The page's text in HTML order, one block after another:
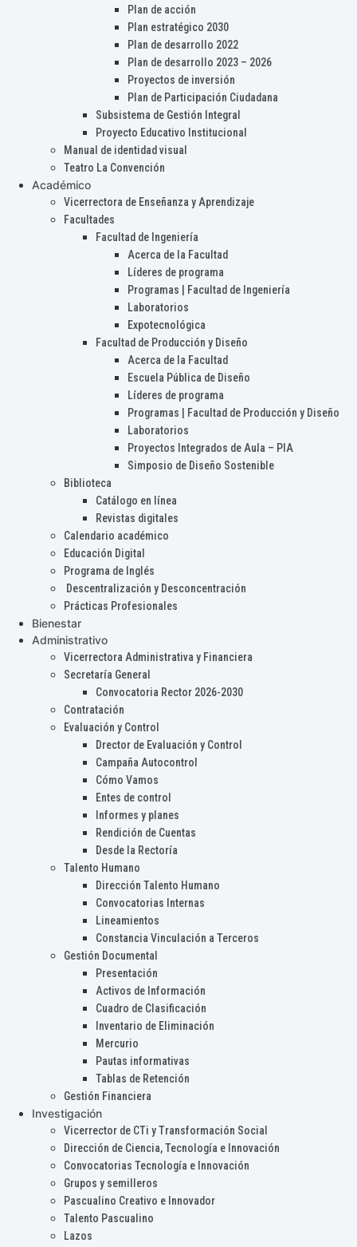
Plan de acción
Plan estratégico 2030
Plan de desarrollo 2022
Plan de desarrollo 2023 – 2026
Proyectos de inversión
Plan de Participación Ciudadana
Subsistema de Gestión Integral
Proyecto Educativo Institucional
Manual de identidad visual
Teatro La Convención
Académico
Vicerrectora de Enseñanza y Aprendizaje
Facultades
Facultad de Ingeniería
Acerca de la Facultad
Líderes de programa
Programas | Facultad de Ingeniería
Laboratorios
Expotecnológica
Facultad de Producción y Diseño
Acerca de la Facultad
Escuela Pública de Diseño
Líderes de programa
Programas | Facultad de Producción y Diseño
Laboratorios
Proyectos Integrados de Aula – PIA
Simposio de Diseño Sostenible
Biblioteca
Catálogo en línea
Revistas digitales
Calendario académico
Educación Digital
Programa de Inglés
Descentralización y Desconcentración
Prácticas Profesionales
Bienestar
Administrativo
Vicerrectora Administrativa y Financiera
Secretaría General
Convocatoria Rector 2026-2030
Contratación
Evaluación y Control
Drector de Evaluación y Control
Campaña Autocontrol
Cómo Vamos
Entes de control
Informes y planes
Rendición de Cuentas
Desde la Rectoría
Talento Humano
Dirección Talento Humano
Convocatorias Internas
Lineamientos
Constancia Vinculación a Terceros
Gestión Documental
Presentación
Activos de Información
Cuadro de Clasificación
Inventario de Eliminación
Mercurio
Pautas informativas
Tablas de Retención
Gestión Financiera
Investigación
Vicerrector de CTi y Transformación Social
Dirección de Ciencia, Tecnología e Innovación
Convocatorias Tecnología e Innovación
Grupos y semilleros
Pascualino Creativo e Innovador
Talento Pascualino
Lazos